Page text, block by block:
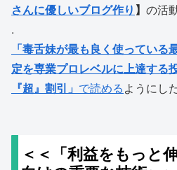
さんに優しいブログ作り 】 の活
.
「毒舌妹が最も良く使っている
定を専業プロレベルに上達する
『超』割引」 で読めるようにし
＜＜「利益をもっと